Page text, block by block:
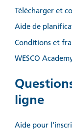
Télécharger et
Aide de
Conditions et
WESCO
ligne
Aide pour